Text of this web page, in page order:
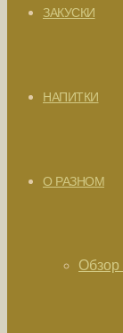
ЗАКУСКИ
НАПИТКИ
О РАЗНОМ
Обзор